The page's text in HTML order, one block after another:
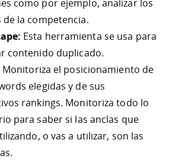
como por ejemplo, analizar los
de la competencia.
Esta herramienta se usa para
contenido duplicado.
Monitoriza el posicionamiento de
elegidas y de sus
rankings. Monitoriza todo lo
para saber si las anclas que
o vas a utilizar, son las